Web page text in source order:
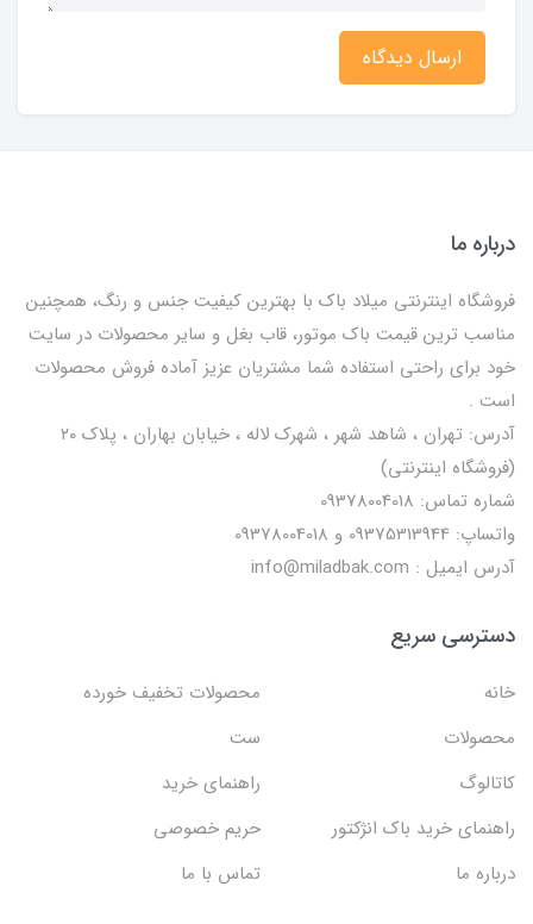
ارسال دیدگاه
درباره ما
فروشگاه اینترنتی میلاد باک با بهترین کیفیت جنس و رنگ، همچنین
مناسب ترین قیمت باک موتور، قاب بغل و سایر محصولات در سایت
خود برای راحتی استفاده شما مشتریان عزیز آماده فروش محصولات
است .
آدرس: تهران ، شاهد شهر ، شهرک لاله ، خیابان بهاران ، پلاک ۲۰
(فروشگاه اینترنتی)
شماره تماس: 09378004018
واتساپ: 09375313944 و 09378004018
آدرس ایمیل : info@miladbak.com
دسترسی سریع
خانه
محصولات تخفیف خورده
محصولات
ست
کاتالوگ
راهنمای خرید
راهنمای خرید باک انژکتور
حریم خصوصی
درباره ما
تماس با ما